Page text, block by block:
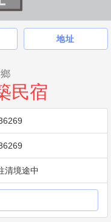
地址
民宿
清境途中